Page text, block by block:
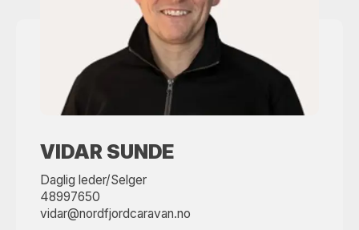
VIDAR SUNDE
Daglig leder/Selger
48997650
vidar@nordfjordcaravan.no